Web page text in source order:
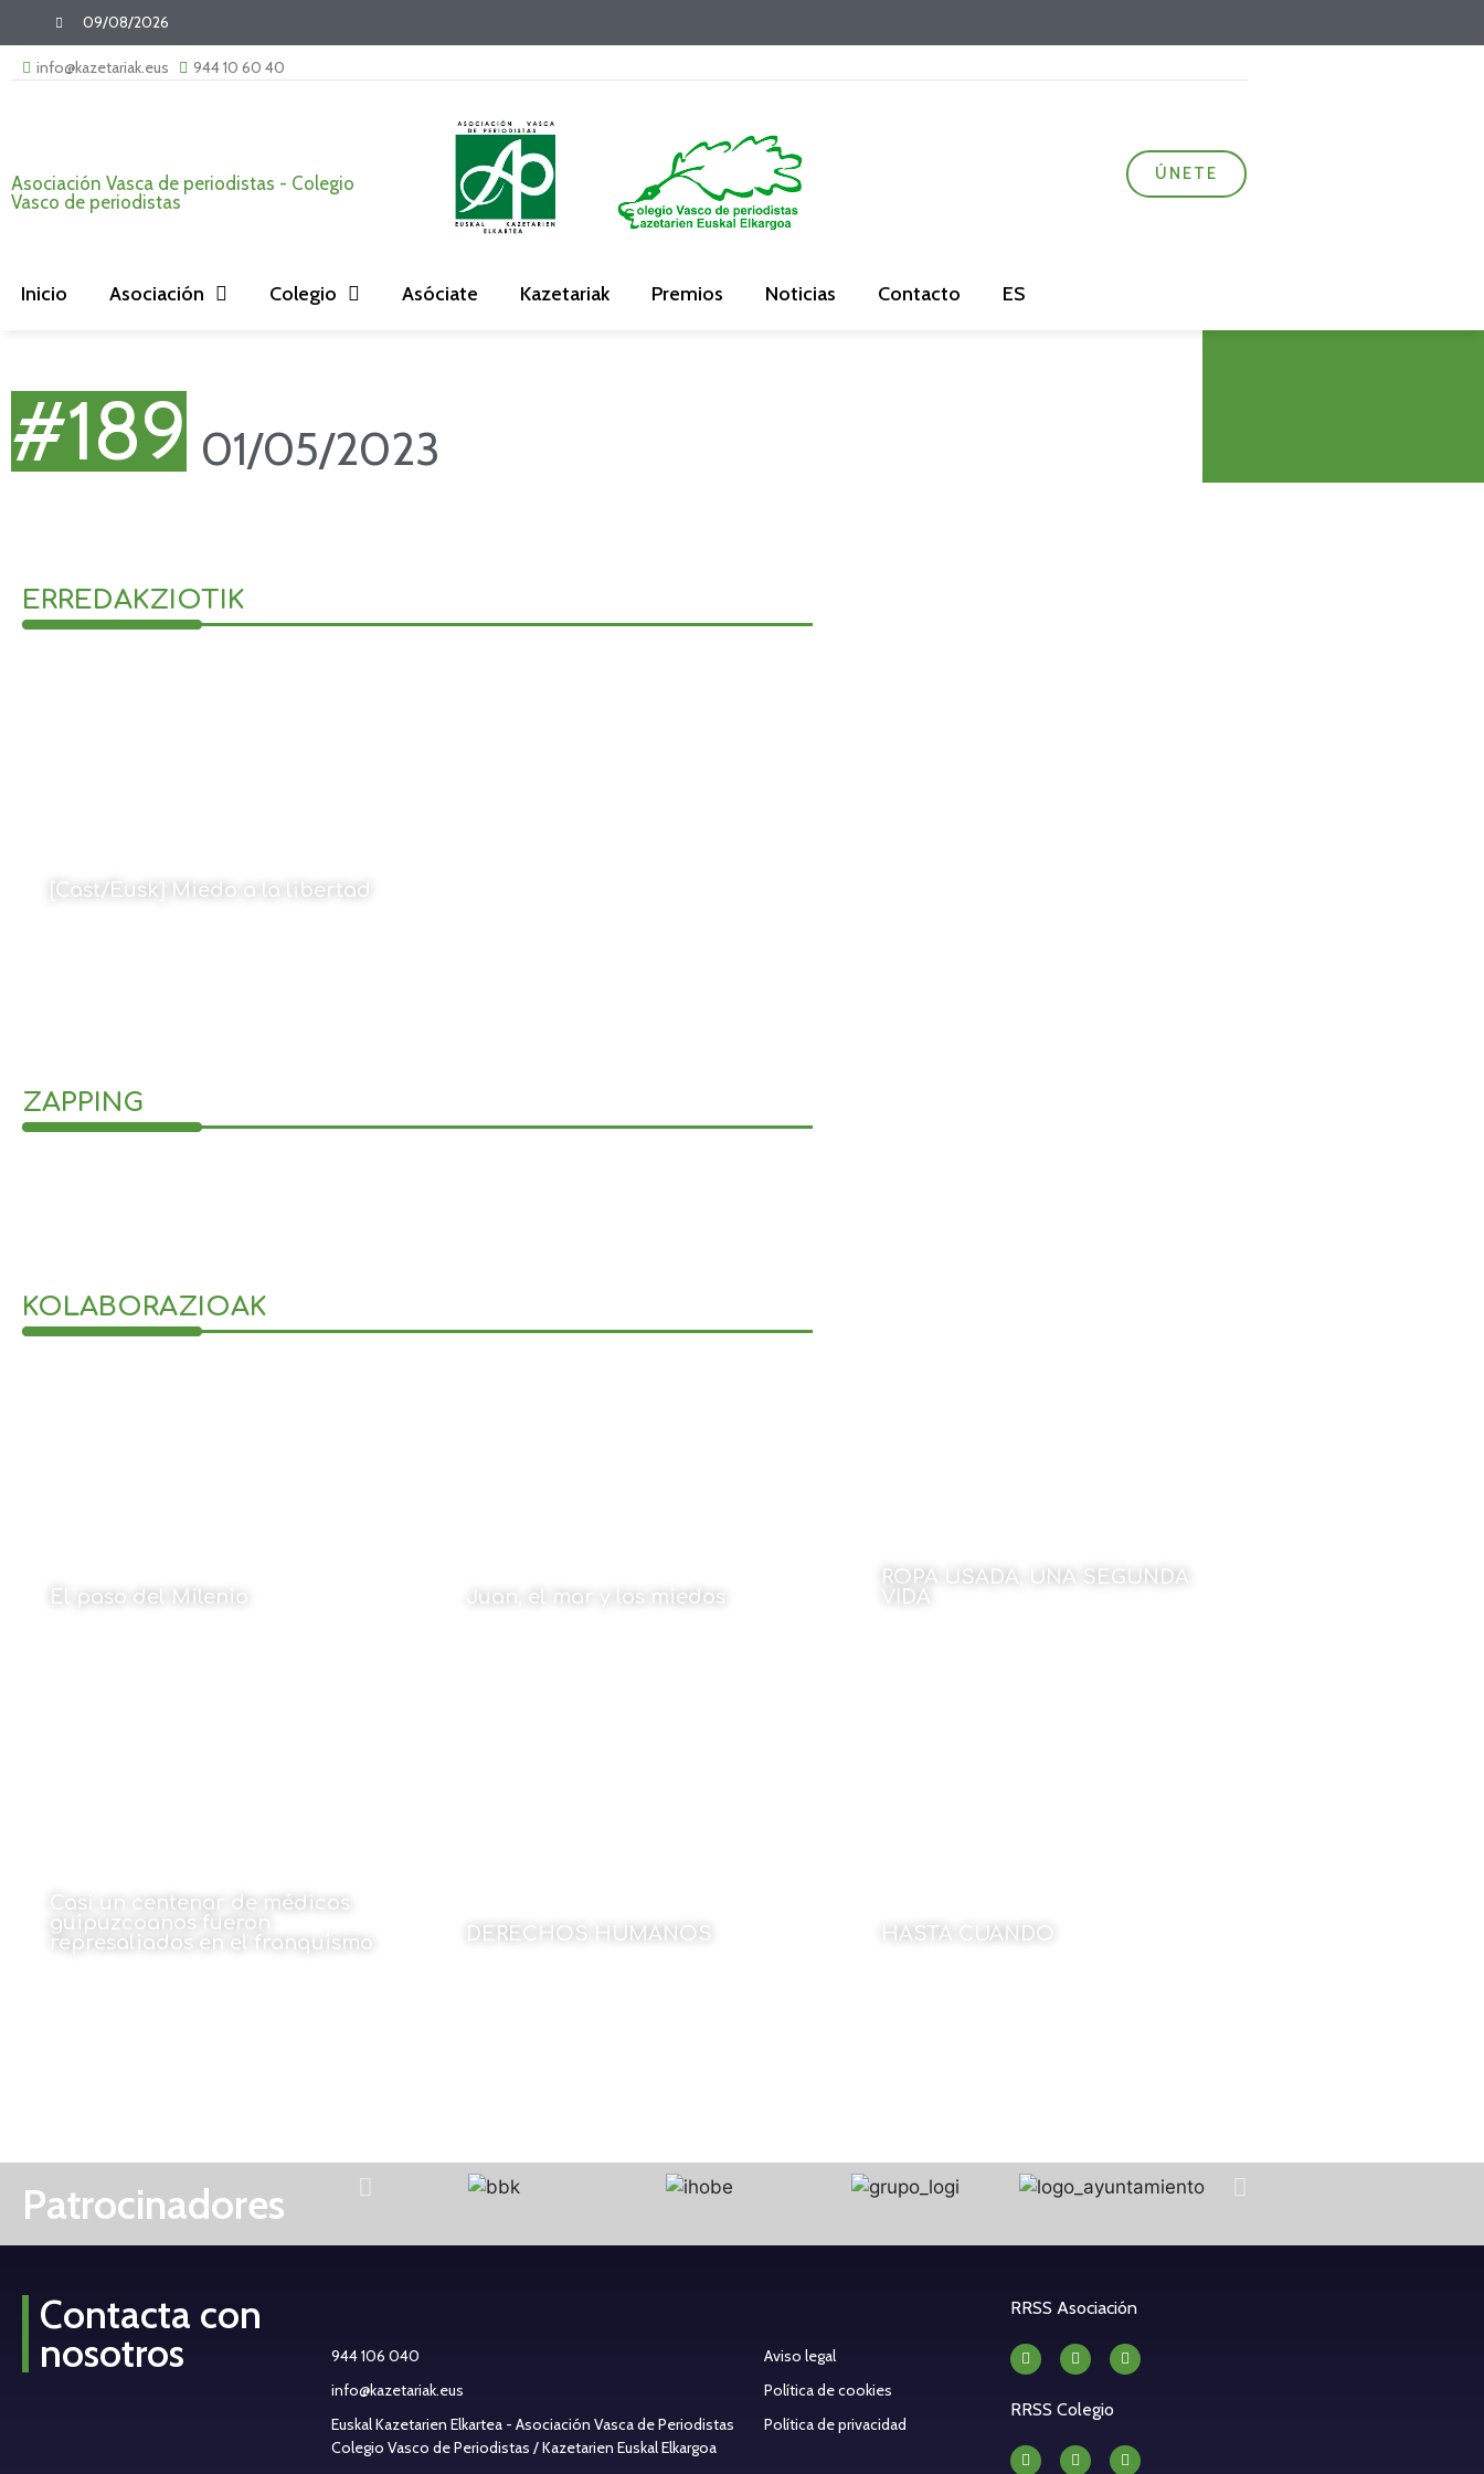
09/08/2026
info@kazetariak.eus 944 10 60 40
Asociación Vasca de periodistas - Colegio
Vasco de periodistas
ÚNETE
Inicio Asociación Colegio Asóciate Kazetariak Premios Noticias Contacto ES
#189 01/05/2023
ERREDAKZIOTIK
[Cast/Eusk] Miedo a la libertad
ZAPPING
KOLABORAZIOAK
El paso del Milenio Juan, el mar y los miedos
ROPA USADA, UNA SEGUNDA
VIDA
Casi un centenar de médicos
guipuzcoanos fueron
represaliados en el franquismo
DERECHOS HUMANOS HASTA CUANDO
Patrocinadores
Contacta con
nosotros
944 106 040
info@kazetariak.eus
Euskal Kazetarien Elkartea - Asociación Vasca de Periodistas
Colegio Vasco de Periodistas / Kazetarien Euskal Elkargoa
Aviso legal
Política de cookies
Política de privacidad
RRSS Asociación
RRSS Colegio